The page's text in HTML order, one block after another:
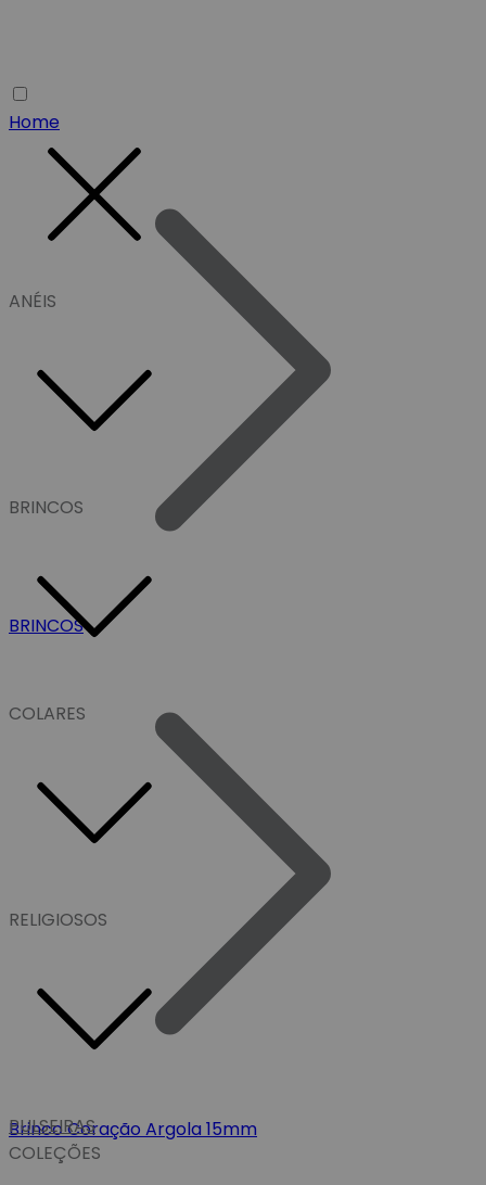
ANÉIS
BRINCOS
COLARES
RELIGIOSOS
PULSEIRAS
COLEÇÕES
Home
BRINCOS
Brinco Coração Argola 15mm